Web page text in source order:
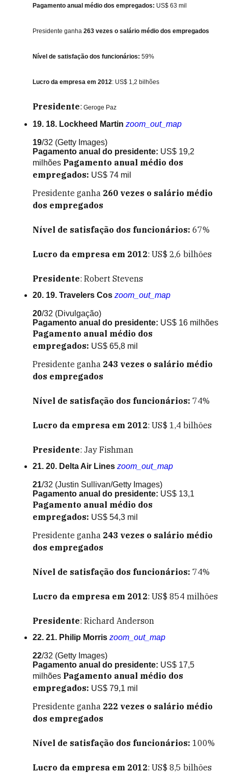
Pagamento anual médio dos empregados: US$ 63 mil
Presidente ganha 263 vezes o salário médio dos empregados
Nível de satisfação dos funcionários: 59%
Lucro da empresa em 2012: US$ 1,2 bilhões
Presidente: Geroge Paz
19. 18. Lockheed Martin zoom_out_map
19/32 (Getty Images)
Pagamento anual do presidente: US$ 19,2
milhões Pagamento anual médio dos
empregados: US$ 74 mil
Presidente ganha 260 vezes o salário médio
dos empregados
Nível de satisfação dos funcionários: 67%
Lucro da empresa em 2012: US$ 2,6 bilhões
Presidente: Robert Stevens
20. 19. Travelers Cos zoom_out_map
20/32 (Divulgação)
Pagamento anual do presidente: US$ 16 milhões
Pagamento anual médio dos
empregados: US$ 65,8 mil
Presidente ganha 243 vezes o salário médio
dos empregados
Nível de satisfação dos funcionários: 74%
Lucro da empresa em 2012: US$ 1,4 bilhões
Presidente: Jay Fishman
21. 20. Delta Air Lines zoom_out_map
21/32 (Justin Sullivan/Getty Images)
Pagamento anual do presidente: US$ 13,1
Pagamento anual médio dos
empregados: US$ 54,3 mil
Presidente ganha 243 vezes o salário médio
dos empregados
Nível de satisfação dos funcionários: 74%
Lucro da empresa em 2012: US$ 854 milhões
Presidente: Richard Anderson
22. 21. Philip Morris zoom_out_map
22/32 (Getty Images)
Pagamento anual do presidente: US$ 17,5
milhões Pagamento anual médio dos
empregados: US$ 79,1 mil
Presidente ganha 222 vezes o salário médio
dos empregados
Nível de satisfação dos funcionários: 100%
Lucro da empresa em 2012: US$ 8,5 bilhões